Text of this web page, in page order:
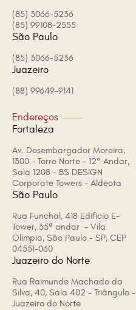
(85) 3066-5236
(85) 99108-2555
São Paulo
(85) 3066-5236
Juazeiro
(88) 99649-9141
Endereços
Fortaleza
Av. Desembargador Moreira,
1300 - Torre Norte - 12° Andar,
Sala 1208 - BS DESIGN
Corporate Towers - Aldeota
São Paulo
Rua Funchal, 418 Edificio E-
Tower, 35º andar - Vila
Olímpia, São Paulo - SP, CEP
04551-060
Juazeiro do Norte
Rua Raimundo Machado da
Silva, 40, Sala 402 - Triângulo -
Juazeiro do Norte